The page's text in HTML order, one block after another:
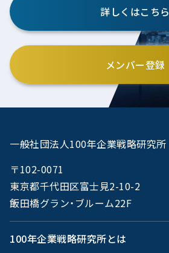
詳しくはこちら
メンバー登録
一般社団法人100年企業戦略研究所
〒102-0071
東京都千代田区富士見2-10-2
飯田橋グラン・ブルーム22F
100年企業戦略研究所とは